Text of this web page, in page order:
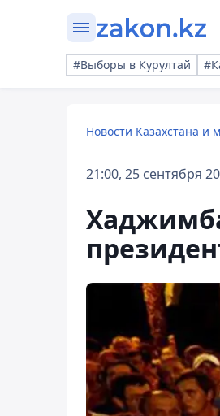
#Выборы в Курултай
Новости Казахстана и
21:00, 25 сентября